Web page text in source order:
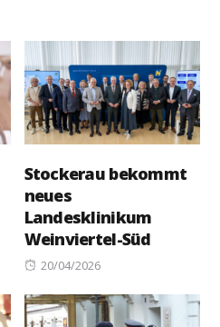
Stockerau bekommt
neues
Landesklinikum
Weinviertel-Süd
Posted
20/04/2026